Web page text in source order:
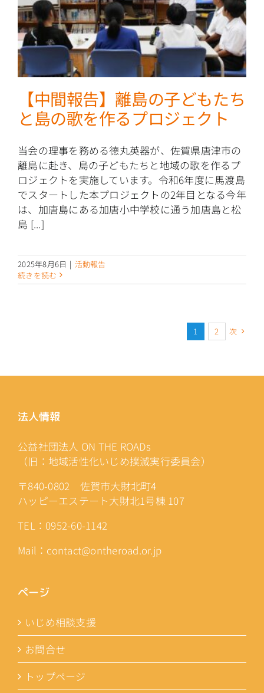
【中間報告】離島の子どもたち
と島の歌を作るプロジェクト
当会の理事を務める德丸英器が、佐賀県唐津市の
離島に赴き、島の子どもたちと地域の歌を作るプ
ロジェクトを実施しています。令和6年度に馬渡島
でスタートした本プロジェクトの2年目となる今年
は、加唐島にある加唐小中学校に通う加唐島と松
島 [...]
2025年8月6日 | 活動報告
続きを読む
1 2 次
法人情報
公益社団法人 ON THE ROADs
（旧：地域活性化いじめ撲滅実行委員会）
〒840-0802 佐賀市大財北町4
ハッピーエステート大財北1号棟 107
TEL：0952-60-1142
Mail：contact@ontheroad.or.jp
ページ
いじめ相談支援
お問合せ
トップページ